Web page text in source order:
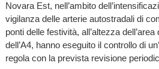
Novara Est, nell’ambito
vigilanza delle arterie autostradali di
ponti delle festività, all’altezza
dell’A4, hanno eseguito il controllo di
regola con la prevista revisione